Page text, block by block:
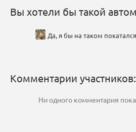
Вы хотели бы такой
Да, я бы на таком
Комментарии участников:
Ни одного комментария